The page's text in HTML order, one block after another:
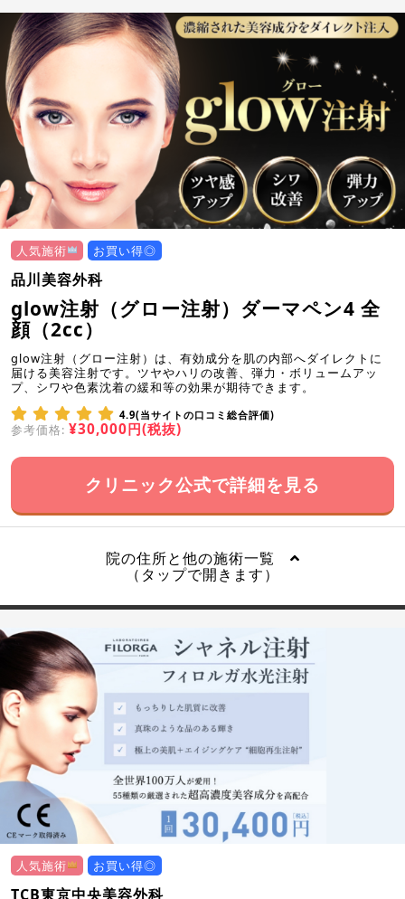
人気施術 お買い得◎
品川美容外科
glow注射（グロー注射）ダーマペン4 全
顔（2cc）
glow注射（グロー注射）は、有効成分を肌の内部へダイレクトに
届ける美容注射です。ツヤやハリの改善、弾力・ボリュームアッ
プ、シワや色素沈着の緩和等の効果が期待できます。
4.9(当サイトの口コミ総合評価)
参考価格: ¥30,000円(税抜)
クリニック公式で詳細を見る
院の住所と他の施術一覧
（タップで開きます）
人気施術 お買い得◎
TCB東京中央美容外科